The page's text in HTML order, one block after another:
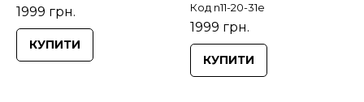
1999 грн.
КУПИТИ
Код n11-20-31e
1999 грн.
КУПИТИ